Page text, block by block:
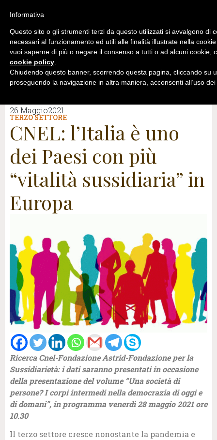
26 Maggio2021
TERZO SETTORE
CNEL: l’Italia è uno
dei Paesi con più
“vitalità sussidiaria” in
Europa
Ricerca Cnel-Fondazione Astrid-Fondazione per la
Sussidiarietà: i dati saranno presentati in occasione
della presentazione del volume “Una società di
persone? I corpi intermedi nella democrazia di oggi e
di domani”, in programma venerdì 28 maggio 2021 ore
10.30
Il terzo settore cresce nonostante la pandemia e
Informativa
Questo sito o gli strumenti terzi da questo utilizzati si avvalgono di
necessari al funzionamento ed utili alle finalità illustrate nella
vuoi saperne di più o negare il consenso a tutti o ad alcuni cookie,
cookie policy.
Chiudendo questo banner, scorrendo questa pagina, cliccando su
proseguendo la navigazione in altra maniera, acconsenti all’uso